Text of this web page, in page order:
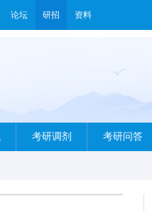
论坛 研招 资料
考研调剂 考研问答